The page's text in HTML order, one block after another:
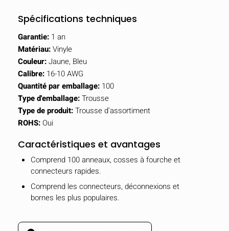
Spécifications techniques
Garantie: 1 an
Matériau:Vinyle
Couleur:Jaune, Bleu
Calibre: 16-10 AWG
Quantité par emballage: 100
Type d'emballage:Trousse
Type de produit:Trousse d'assortiment
ROHS: Oui
Caractéristiques et avantages
Comprend 100 anneaux, cosses à fourche et
connecteurs rapides.
Comprend les connecteurs, déconnexions et
bornes les plus populaires.